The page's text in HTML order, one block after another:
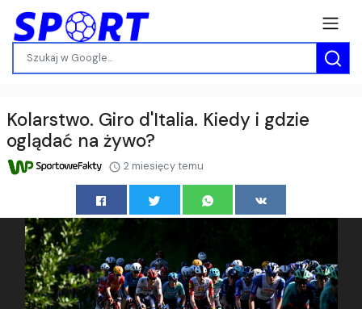
Kolarstwo. Giro d'Italia. Kiedy i gdzie
oglądać na żywo?
2 miesięcy temu